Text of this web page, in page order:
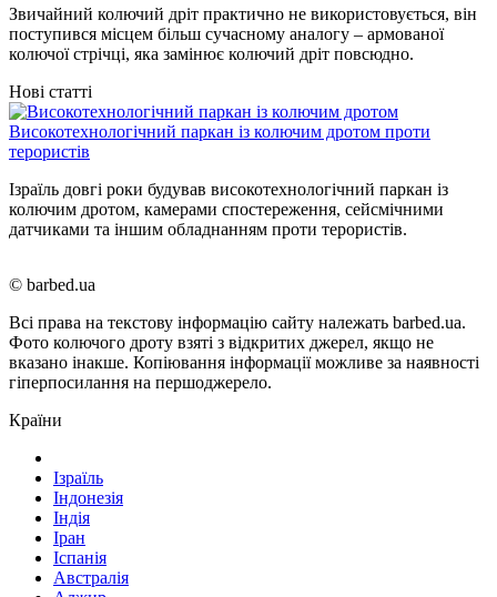
Звичайний колючий дріт практично не використовується, він
поступився місцем більш сучасному аналогу – армованої
колючої стрічці, яка замінює колючий дріт повсюдно.
Нові статті
Високотехнологічний паркан із колючим дротом проти
терористів
Ізраїль довгі роки будував високотехнологічний паркан із
колючим дротом, камерами спостереження, сейсмічними
датчиками та іншим обладнанням проти терористів.
© barbed.ua
Всі права на текстову інформацію сайту належать barbed.ua.
Фото колючого дроту взяті з відкритих джерел, якщо не
вказано інакше. Копіювання інформації можливе за наявності
гіперпосилання на першоджерело.
Країни
Ізраїль
Індонезія
Індія
Іран
Іспанія
Австралія